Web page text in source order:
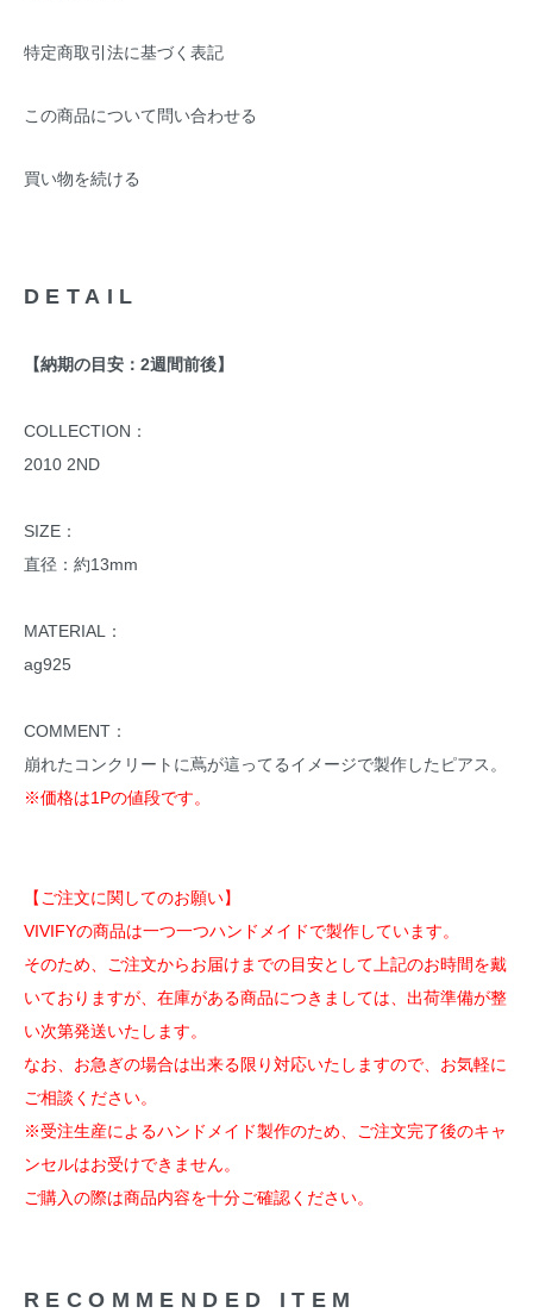
特定商取引法に基づく表記
この商品について問い合わせる
買い物を続ける
DETAIL
【納期の目安：2週間前後】
COLLECTION：
2010 2ND
SIZE：
直径：約13mm
MATERIAL：
ag925
COMMENT：
崩れたコンクリートに蔦が這ってるイメージで製作したピアス。
※価格は1Pの値段です。
【ご注文に関してのお願い】
VIVIFYの商品は一つ一つハンドメイドで製作しています。
そのため、ご注文からお届けまでの目安として上記のお時間を戴
いておりますが、在庫がある商品につきましては、出荷準備が整
い次第発送いたします。
なお、お急ぎの場合は出来る限り対応いたしますので、お気軽に
ご相談ください。
※受注生産によるハンドメイド製作のため、ご注文完了後のキャ
ンセルはお受けできません。
ご購入の際は商品内容を十分ご確認ください。
RECOMMENDED ITEM